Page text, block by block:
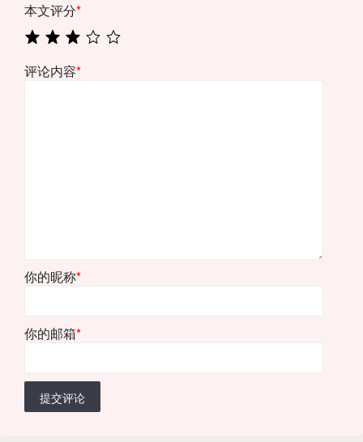
本文评分*
评论内容*
你的昵称*
你的邮箱*
提交评论